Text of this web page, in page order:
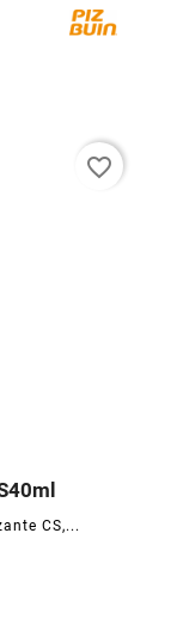
CS,...
favorite_border